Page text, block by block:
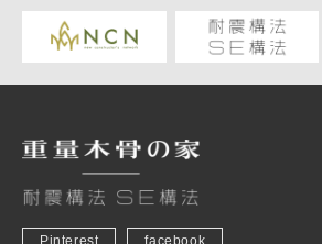
Pinterest facebook